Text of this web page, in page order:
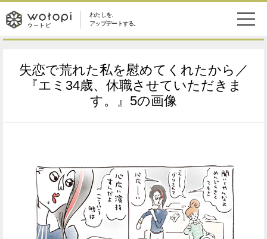
わたしを、
アップデートする。
wotopi
ウ
ー
ピ
美容・コスメ 妊娠・出産
ワークスタイル
ソーシャル SDGs
アイテム
失恋で荒れた私を慰めてくれたから／
『エミ34歳、休職させていただきま
す。』5の画像